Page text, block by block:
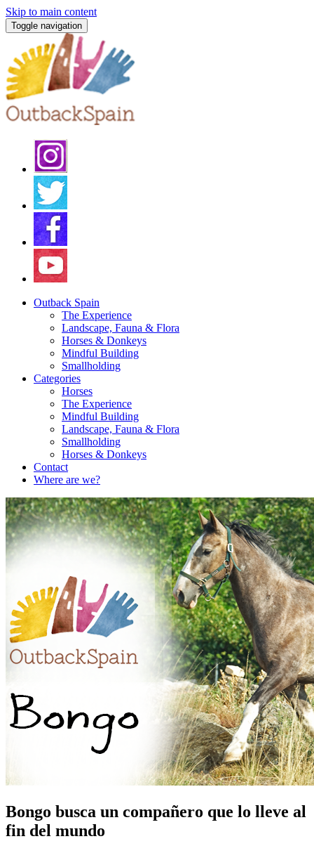
Skip to main content
Toggle navigation
Outback Spain
The Experience
Landscape, Fauna & Flora
Horses & Donkeys
Mindful Building
Smallholding
Categories
Horses
The Experience
Mindful Building
Landscape, Fauna & Flora
Smallholding
Horses & Donkeys
Contact
Where are we?
Bongo busca un compañero que lo lleve al
fin del mundo